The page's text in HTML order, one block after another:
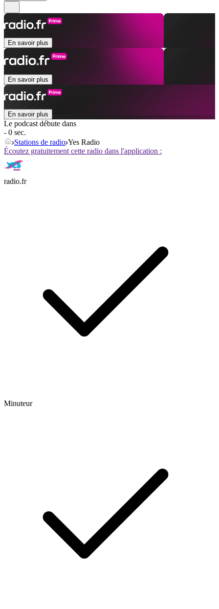
En savoir plus
En savoir plus
En savoir plus
Le podcast débute dans
- 0 sec.
Stations de radio Yes Radio
Écoutez gratuitement cette radio dans l'application :
radio.fr
Minuteur